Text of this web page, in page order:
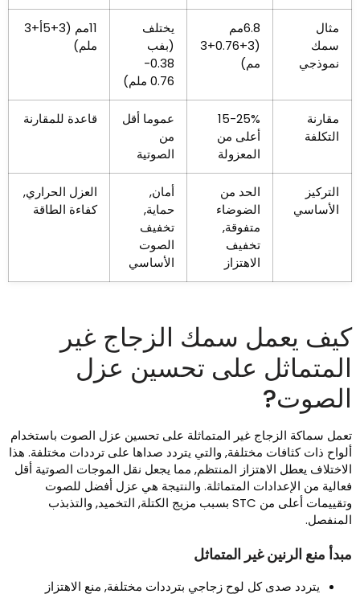
مثال
سمك
نموذجي
6.8مم
(3+0.76+3
مم)
يختلف
(بفب
0.38-
0.76 ملم)
11مم (3+5أ+3
ملم)
مقارنة
التكلفة
15-25%
أعلى من
المعزولة
عموما أقل
من
الصوتية
قاعدة للمقارنة
التركيز
الأساسي
الحد من
الضوضاء
متفوقة,
تخفيف
الاهتزاز
أمان,
حماية,
تخفيف
الصوت
الأساسي
العزل الحراري,
كفاءة الطاقة
يعمل سمك الزجاج غير
على تحسين عزل
سماكة الزجاج غير المتماثلة على تحسين عزل الصوت باستخدام
ذات كثافات مختلفة, والتي يتردد صداها على ترددات مختلفة. هذا
يعطل الاهتزاز المنتظم, مما يجعل نقل الموجات الصوتية أقل
من الإعدادات المتماثلة. والنتيجة هي عزل أفضل للصوت
وتقييمات أعلى من STC بسبب مزيج الكتلة, التخميد, والتذبذب
منع الرنين غير المتماثل
يتردد صدى كل لوح زجاجي بترددات مختلفة, منع الاهتزاز